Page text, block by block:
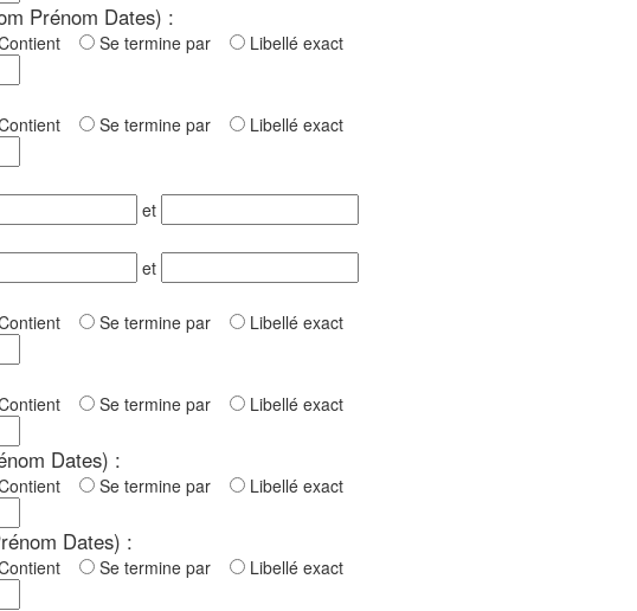
Prénom Dates) :
Se termine par Libellé exact
Se termine par Libellé exact
et
et
Se termine par Libellé exact
Se termine par Libellé exact
Dates) :
Se termine par Libellé exact
Dates) :
Se termine par Libellé exact